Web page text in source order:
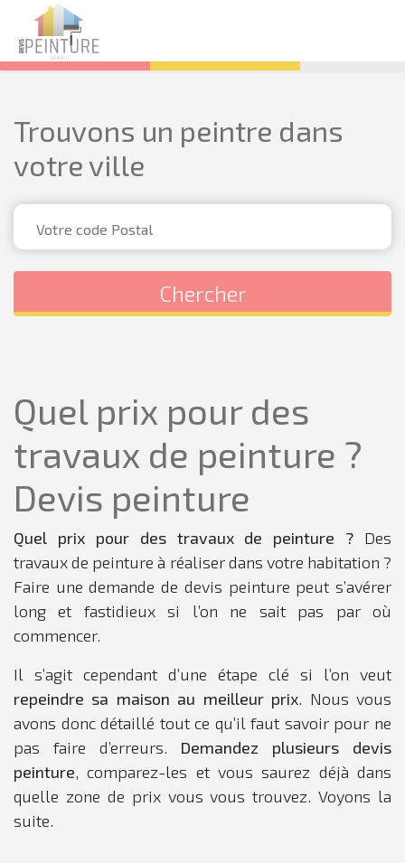
Trouvons un peintre dans
votre ville
Chercher
Quel prix pour des
travaux de peinture ?
Devis peinture
Quel prix pour des travaux de peinture ? Des
travaux de peinture à réaliser dans votre habitation ?
Faire une demande de devis peinture peut s’avérer
long et fastidieux si l’on ne sait pas par où
commencer.
Il s’agit cependant d’une étape clé si l’on veut
repeindre sa maison au meilleur prix. Nous vous
avons donc détaillé tout ce qu’il faut savoir pour ne
pas faire d’erreurs. Demandez plusieurs devis
peinture, comparez-les et vous saurez déjà dans
quelle zone de prix vous vous trouvez. Voyons la
suite.